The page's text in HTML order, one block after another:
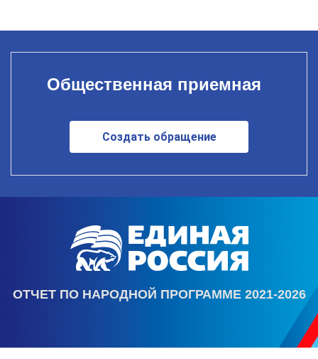
Общественная приемная
Создать обращение
ОТЧЕТ ПО НАРОДНОЙ ПРОГРАММЕ 2021-2026